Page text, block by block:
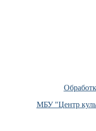
МБУ "Центр